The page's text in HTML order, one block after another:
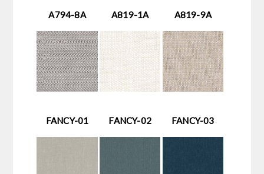
A794-8A A819-1A A819-9A
FANCY-01 FANCY-02 FANCY-03